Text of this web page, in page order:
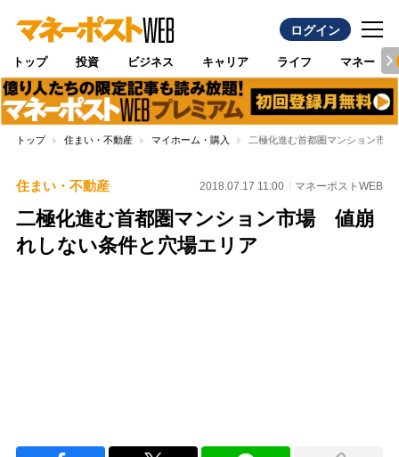
ログイン
トップ 投資 ビジネス キャリア ライフ マネー
トップ 住まい・不動産 マイホーム・購入 二極化進む首都圏マンション市
住まい・不動産 2018.07.17 11:00 マネーポストWEB
二極化進む首都圏マンション市場 値崩
れしない条件と穴場エリア